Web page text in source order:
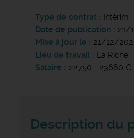
Type de contrat
Intérim
Date de publication
21/
Mise à jour le
21/12/
Lieu de travail
La Riche
Salaire
22750 - 23660
Description du